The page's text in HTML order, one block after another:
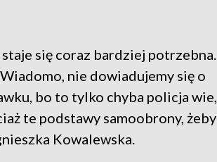
się coraz bardziej potrzebna.
nie dowiadujemy się o
bo to tylko chyba policja wie,
te podstawy samoobrony, żeby
Kowalewska.